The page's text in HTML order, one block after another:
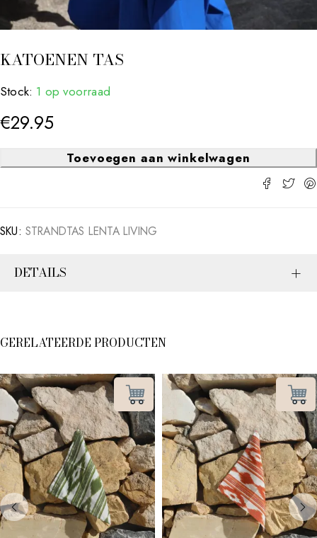
KATOENEN TAS
Stock: 1 op voorraad
€29.95
Toevoegen aan winkelwagen
SKU: STRANDTAS LENTA LIVING
DETAILS
GERELATEERDE PRODUCTEN